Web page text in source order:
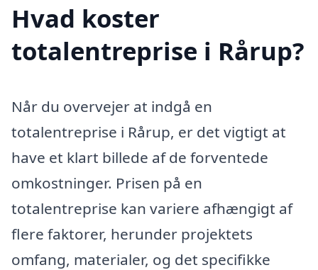
Hvad koster
totalentreprise i Rårup?
Når du overvejer at indgå en
totalentreprise i Rårup, er det vigtigt at
have et klart billede af de forventede
omkostninger. Prisen på en
totalentreprise kan variere afhængigt af
flere faktorer, herunder projektets
omfang, materialer, og det specifikke